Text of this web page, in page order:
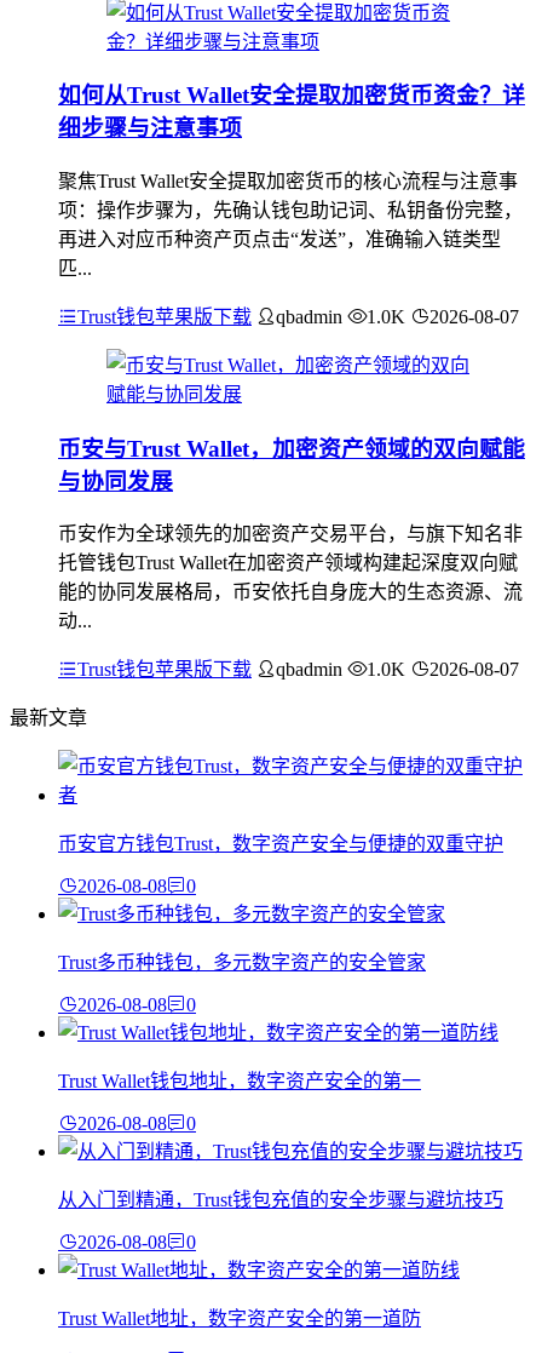
如何从Trust Wallet安全提取加密货币资金？详
细步骤与注意事项
聚焦Trust Wallet安全提取加密货币的核心流程与注意事
项：操作步骤为，先确认钱包助记词、私钥备份完整，
再进入对应币种资产页点击“发送”，准确输入链类型
匹...
Trust钱包苹果版下载 qbadmin 1.0K 2026-08-07
币安与Trust Wallet，加密资产领域的双向赋能
与协同发展
币安作为全球领先的加密资产交易平台，与旗下知名非
托管钱包Trust Wallet在加密资产领域构建起深度双向赋
能的协同发展格局，币安依托自身庞大的生态资源、流
动...
Trust钱包苹果版下载 qbadmin 1.0K 2026-08-07
最新文章
币安官方钱包Trust，数字资产安全与便捷的双重守护
2026-08-08 0
Trust多币种钱包，多元数字资产的安全管家
2026-08-08 0
Trust Wallet钱包地址，数字资产安全的第一
2026-08-08 0
从入门到精通，Trust钱包充值的安全步骤与避坑技巧
2026-08-08 0
Trust Wallet地址，数字资产安全的第一道防